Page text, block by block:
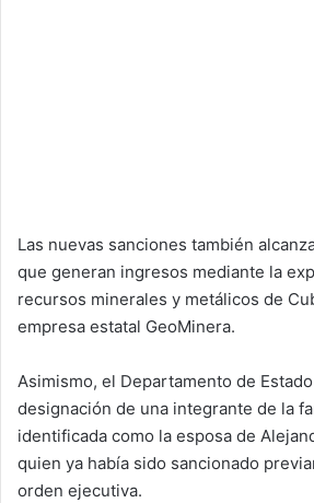
Las nuevas sanciones también
que generan ingresos mediante la
recursos minerales y metálicos de
empresa estatal GeoMinera.
Asimismo, el Departamento de
designación de una integrante de la
identificada como la esposa de
quien ya había sido sancionado
orden ejecutiva.